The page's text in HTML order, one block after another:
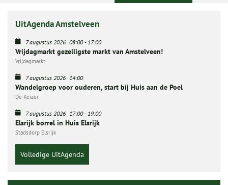
UitAgenda Amstelveen
7 augustus 2026 08:00-17:00
Vrijdagmarkt gezelligste markt van Amstelveen!
Vrijdagmarkt
7 augustus 2026 14:00
Wandelgroep voor ouderen, start bij Huis aan de Poel
De Keizer
7 augustus 2026 17:00-19:00
Elsrijk borrel in Huis Elsrijk
Stadsdorp Elsrijk
Volledige UitAgenda